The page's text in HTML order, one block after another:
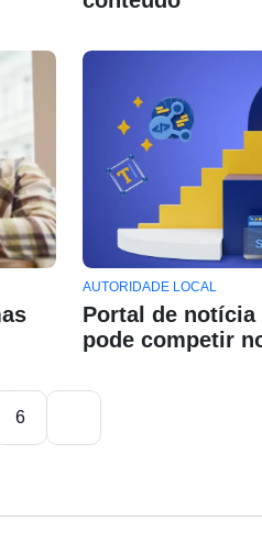
AUTORIDADE LOCAL
Portal de notícia
pode competir
6